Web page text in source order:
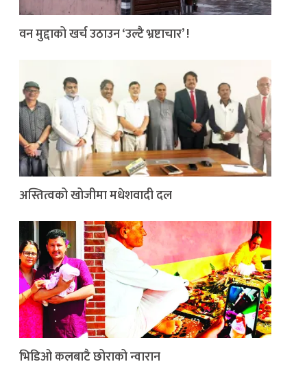
वन मुद्दाको खर्च उठाउन ‘उल्टै भ्रष्टाचार’ !
अस्तित्वको खोजीमा मधेशवादी दल
भिडिओ कलबाटै छोराको न्वारान